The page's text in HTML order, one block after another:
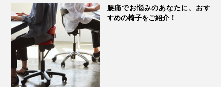
メンズタイプ
腰痛でお悩みのあなたに、おす
すめの椅子をご紹介！